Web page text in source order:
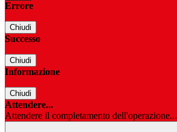
Errore
Chiudi
Successo
Chiudi
Informazione
Chiudi
Attendere...
Attendere il completamento dell'operazione...